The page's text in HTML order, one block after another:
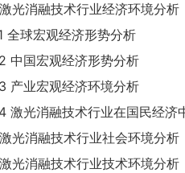
光消融技术行业经济环境分析
全球宏观经济形势分析
中国宏观经济形势分析
产业宏观经济环境分析
激光消融技术行业在国民经济
光消融技术行业社会环境分析
光消融技术行业技术环境分析